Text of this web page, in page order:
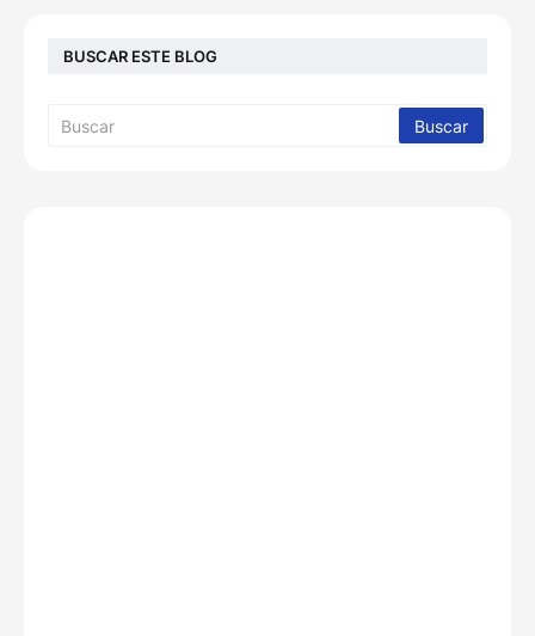
BUSCAR ESTE BLOG